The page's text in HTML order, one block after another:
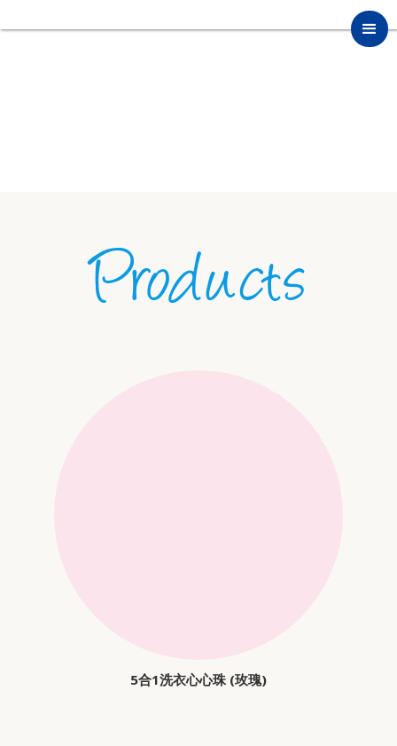
Products
5合1洗衣心心珠 (玫瑰)